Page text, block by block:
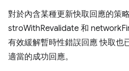
對於內含某種更新快取回應的策
stroWithRevalidate 和
有效緩解暫時性錯誤回應 快取也
適當的成功回應。